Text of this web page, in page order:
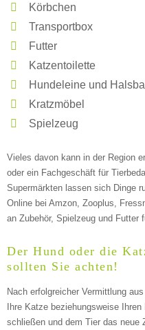
Sonntag
Mit Absenden
AGB`s.
Körbchen
Transportbox
Futter
Katzentoilette
Hundeleine und
Kratzmöbel
Spielzeug
Vieles davon kann in der Region
oder ein Fachgeschäft für
Supermärkten lassen sich Dinge
Online bei Amzon, Zooplus,
an Zubehör, Spielzeug und Futter
Der Hund oder die
sollten Sie achten!
Nach erfolgreicher Vermittlung
Ihre Katze beziehungsweise
schließen und dem Tier das neue